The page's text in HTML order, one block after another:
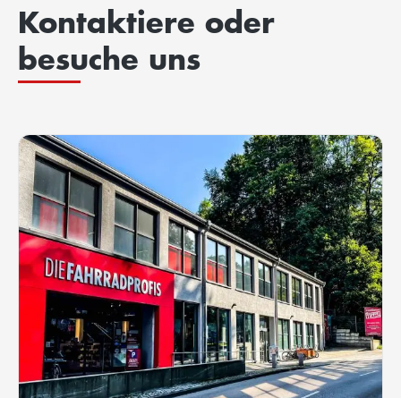
Kontaktiere oder
besuche uns